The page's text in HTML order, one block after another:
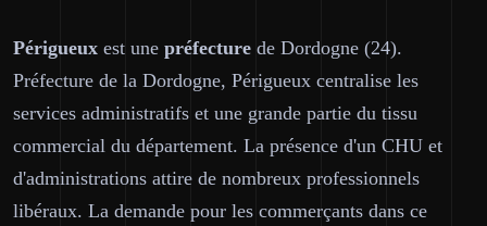
Périgueux est une préfecture de Dordogne (24).
Préfecture de la Dordogne, Périgueux centralise les
services administratifs et une grande partie du tissu
commercial du département. La présence d'un CHU et
d'administrations attire de nombreux professionnels
libéraux. La demande pour les commerçants dans ce